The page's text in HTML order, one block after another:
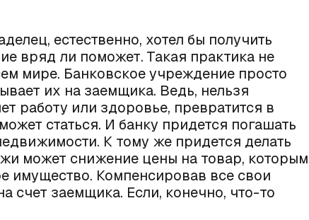
естественно, хотел бы получить
вряд ли поможет. Такая практика не
мире. Банковское учреждение просто
их на заемщика. Ведь, нельзя
работу или здоровье, превратится в
статься. И банку придется погашать
К тому же придется делать
может снижение цены на товар, которым
имущество. Компенсировав все свои
счет заемщика. Если, конечно, что-то